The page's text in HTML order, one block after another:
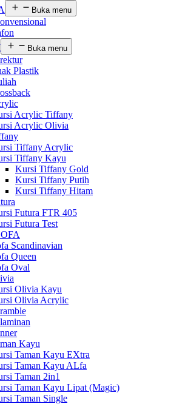
Buka menu
Buka menu
Plastik
Acrylic Tiffany
Acrylic Olivia
Tiffany Acrylic
Tiffany Kayu
Kursi Tiffany Gold
Kursi Tiffany Putih
Kursi Tiffany Hitam
Futura FTR 405
Futura Test
Scandinavian
Queen
Oval
Olivia Kayu
Olivia Acrylic
Kayu
Taman Kayu EXtra
Taman Kayu ALfa
Taman 2in1
Taman Kayu Lipat (Magic)
Taman Single